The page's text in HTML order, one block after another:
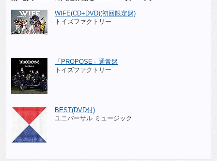
WIFE(CD+DVD)(初回限定盤)
トイズファクトリー
「PROPOSE」通常盤
トイズファクトリー
BEST(DVD付)
ユニバーサル ミュージック